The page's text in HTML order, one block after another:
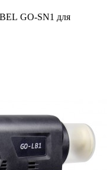
GO-SN1 для